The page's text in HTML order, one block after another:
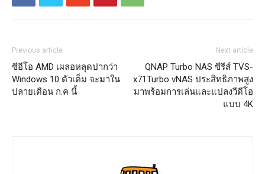
Previous article
ซีอีโอ AMD เผลอหลุดปากว่า
Windows 10 ตัวเต็ม จะมาใน
ปลายเดือน ก.ค นี้
Next article
QNAP Turbo NAS ซีรีส์ TVS-
x71Turbo vNAS ประสิทธิภาพสูง
มาพร้อมการเล่นและแปลงวีดีโอ
แบบ 4K